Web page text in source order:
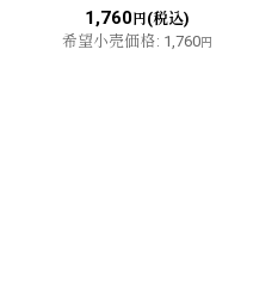
1,760円(税込)
希望小売価格: 1,760円